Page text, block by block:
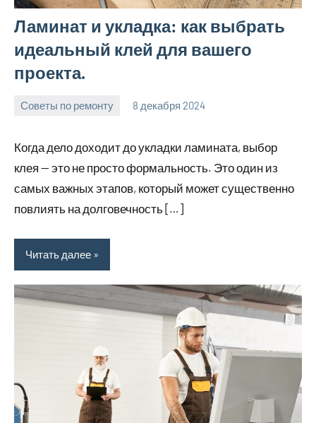
Ламинат и укладка: как выбрать
идеальный клей для вашего
проекта.
Советы по ремонту 8 декабря 2024
Когда дело доходит до укладки ламината, выбор
клея — это не просто формальность. Это один из
самых важных этапов, который может существенно
повлиять на долговечность […]
Читать далее